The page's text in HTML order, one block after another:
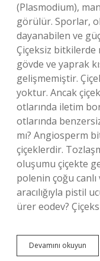
(Plasmodium),
görülür. Sporlar,
dayanabilen ve
Çiçeksiz bitkilerde
gövde ve yaprak
gelişmemiştir.
yoktur. Ancak
otlarında iletim
otlarında
mı? Angiosperm
çiçeklerdir.
oluşumu çiçekte
polenin çoğu
aracılığıyla pistil
ürer eodev?
Devamını okuyun